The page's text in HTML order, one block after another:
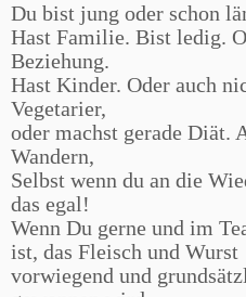
Du bist jung oder schon
Hast Familie. Bist ledig.
Beziehung.
Hast Kinder. Oder auch
Vegetarier,
oder machst gerade Diät.
Wandern,
Selbst wenn du an die
das egal!
Wenn Du gerne und im
ist, das Fleisch und Wurst
vorwiegend und